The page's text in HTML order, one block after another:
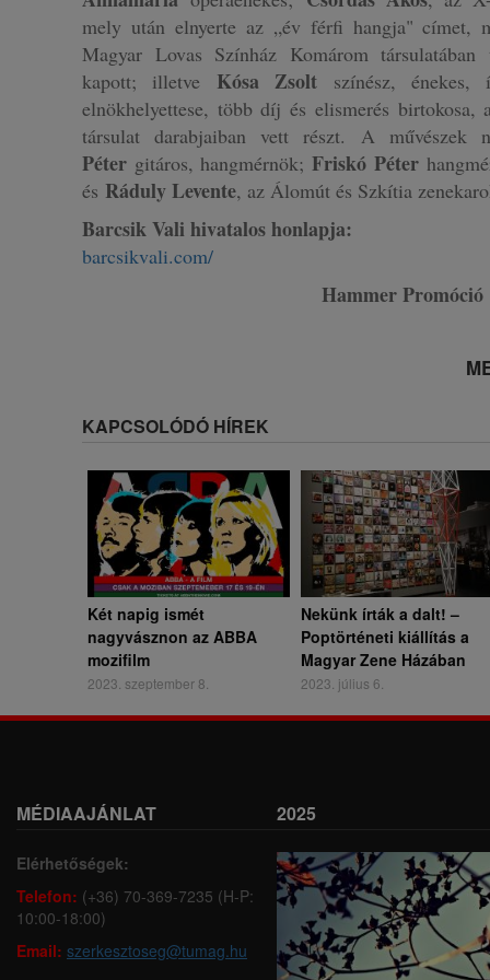
mely után elnyerte az „év férfi hangja" címet,
Magyar Lovas Színház Komárom társulatában
kapott; illetve Kósa Zsolt színész,
elnökhelyettese, több díj és elismerés
társulat darabjaiban vett részt. A művészek
Péter gitáros, hangmérnök;Friskó Péter
és Ráduly Levente, az Álomút és Szkítia
Barcsik Vali hivatalos honlapja:
barcsikvali.com/
Hammer Promóció
KAPCSOLÓDÓ HÍREK
Két napig ismét
nagyvásznon az ABBA
mozifilm
2023. szeptember 8.
Nekünk írták a dalt! –
Poptörténeti kiállítás a
Magyar Zene Házában
2023. július 6.
MÉDIAAJÁNLAT
Elérhetőségek:
Telefon: (+36) 70-369-7235 (H-P:
10:00-18:00)
Email: szerkesztoseg@tumag.hu
2025